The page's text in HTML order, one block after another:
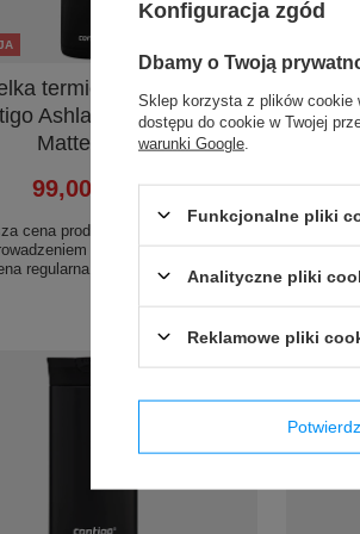
termiczna na wodę
Ashland Chill 590ml
Matte Black
99,00 zł
cena produktu w okresie 30 dni
obniżki:
regularna:
159,99 zł -38%
Konfiguracja zgód
Dbamy o Twoją
Sklep korzysta z plików cookie
dostępu do cookie w Twojej
warunki Google
Funkcjonalne pliki
Analityczne pliki
Reklamowe pliki